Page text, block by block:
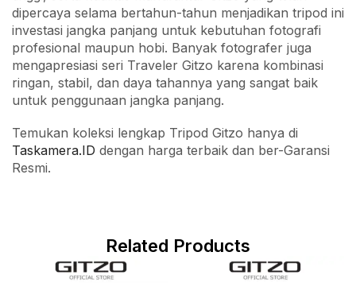
dipercaya selama bertahun-tahun menjadikan tripod ini
investasi jangka panjang untuk kebutuhan fotografi
profesional maupun hobi. Banyak fotografer juga
mengapresiasi seri Traveler Gitzo karena kombinasi
ringan, stabil, dan daya tahannya yang sangat baik
untuk penggunaan jangka panjang.
Temukan koleksi lengkap Tripod Gitzo hanya di
Taskamera.ID dengan harga terbaik dan ber-Garansi
Resmi.
Related Products